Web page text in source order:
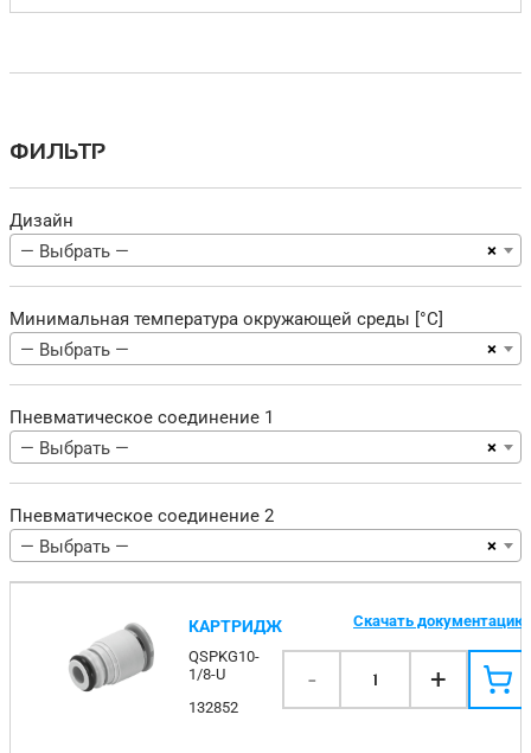
ФИЛЬТР
Дизайн
×
— Выбрать —
Минимальная температура окружающей среды [°C]
×
— Выбрать —
Пневматическое соединение 1
×
— Выбрать —
Пневматическое соединение 2
×
— Выбрать —
КАРТРИДЖ
QSPKG10-
1/8-U
132852
Скачать документацию
- 1 +